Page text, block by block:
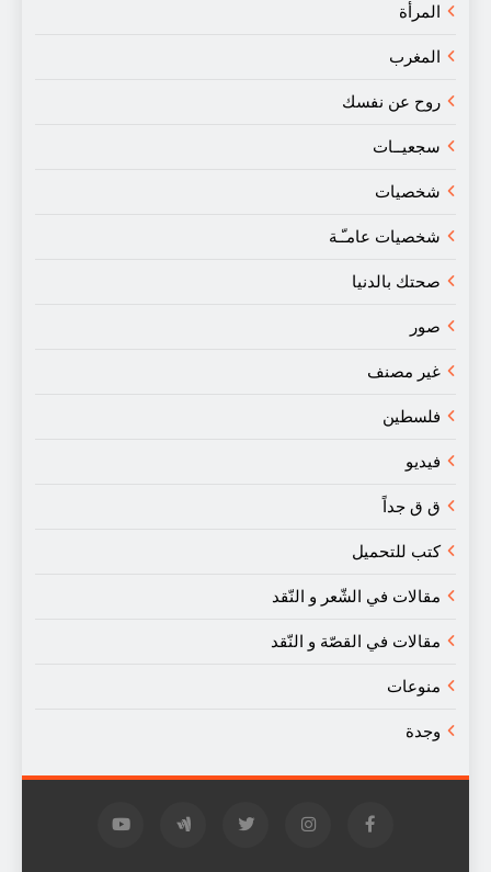
المرأة
المغرب
روح عن نفسك
سجعيــات
شخصيات
شخصيات عامـّـة
صحتك بالدنيا
صور
غير مصنف
فلسطين
فيديو
ق ق جداً
كتب للتحميل
مقالات في الشّعر و النّقد
مقالات في القصّة و النّقد
منوعات
وجدة